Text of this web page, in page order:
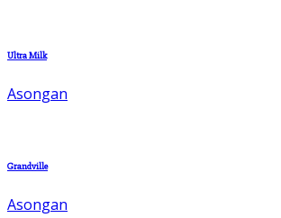
Ultra Milk
Asongan
Grandville
Asongan